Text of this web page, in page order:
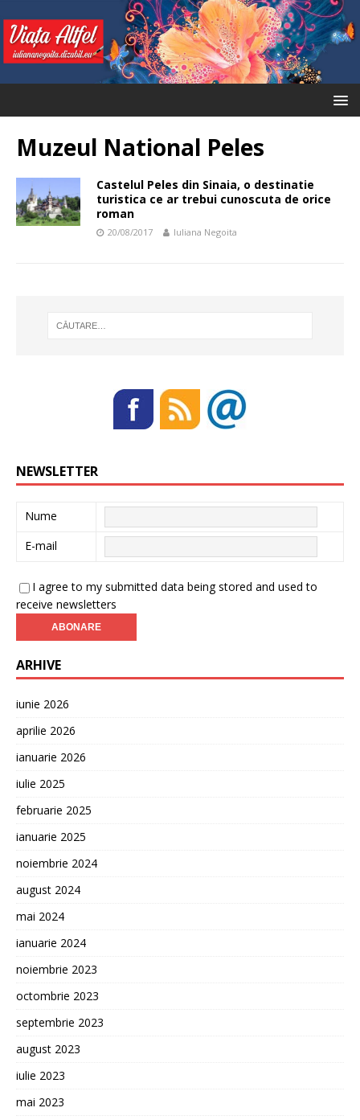
Muzeul National Peles
Castelul Peles din Sinaia, o destinatie
turistica ce ar trebui cunoscuta de orice
roman
20/08/2017 Iuliana Negoita
NEWSLETTER
Nume
E-mail
I agree to my submitted data being stored and used to
receive newsletters
ARHIVE
iunie 2026
aprilie 2026
ianuarie 2026
iulie 2025
februarie 2025
ianuarie 2025
noiembrie 2024
august 2024
mai 2024
ianuarie 2024
noiembrie 2023
octombrie 2023
septembrie 2023
august 2023
iulie 2023
mai 2023